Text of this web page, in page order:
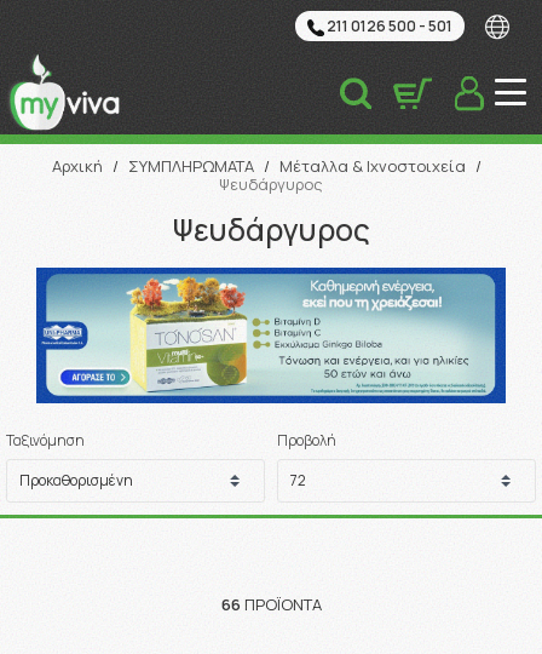
211 0126 500 - 501
Αναζήτηση
Αρχική / ΣΥΜΠΛΗΡΩΜΑΤΑ / Μέταλλα & Ιχνοστοιχεία /
Ψευδάργυρος
Ψευδάργυρος
Ταξινόμηση Προβολή
66 ΠΡΟΪΌΝΤΑ